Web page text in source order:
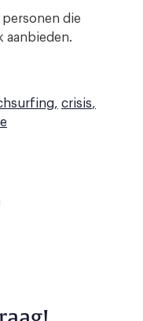
personen die
aanbieden.
crisis